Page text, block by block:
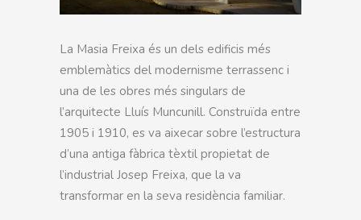
La Masia Freixa és un dels edificis més
emblemàtics del modernisme terrassenc i
una de les obres més singulars de
l’arquitecte Lluís Muncunill. Construïda entre
1905 i 1910, es va aixecar sobre l’estructura
d’una antiga fàbrica tèxtil propietat de
l’industrial Josep Freixa, que la va
transformar en la seva residència familiar.